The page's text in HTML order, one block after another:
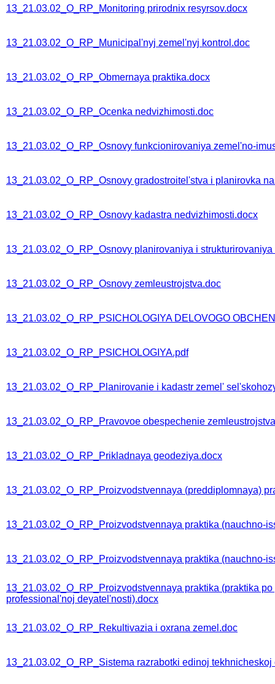
13_21.03.02_O_RP_Monitoring prirodnix resyrsov.docx
13_21.03.02_O_RP_Municipal'nyj zemel'nyj kontrol.doc
13_21.03.02_O_RP_Obmernaya praktika.docx
13_21.03.02_O_RP_Ocenka nedvizhimosti.doc
13_21.03.02_O_RP_Osnovy funkcionirovaniya zemel'no-
13_21.03.02_O_RP_Osnovy gradostroitel'stva i planirovka
13_21.03.02_O_RP_Osnovy kadastra nedvizhimosti.docx
13_21.03.02_O_RP_Osnovy planirovaniya i
13_21.03.02_O_RP_Osnovy zemleustrojstva.doc
13_21.03.02_O_RP_PSICHOLOGIYA DELOVOGO
13_21.03.02_O_RP_PSICHOLOGIYA.pdf
13_21.03.02_O_RP_Planirovanie i kadastr zemel'
13_21.03.02_O_RP_Pravovoe obespechenie
13_21.03.02_O_RP_Prikladnaya geodeziya.docx
13_21.03.02_O_RP_Proizvodstvennaya (preddiplomnaya)
13_21.03.02_O_RP_Proizvodstvennaya praktika (nauchno-
13_21.03.02_O_RP_Proizvodstvennaya praktika (nauchno-
13_21.03.02_O_RP_Proizvodstvennaya praktika (praktika
professional'noj deyatel'nosti).docx
13_21.03.02_O_RP_Rekultivazia i oxrana zemel.doc
13_21.03.02_O_RP_Sistema razrabotki edinoj